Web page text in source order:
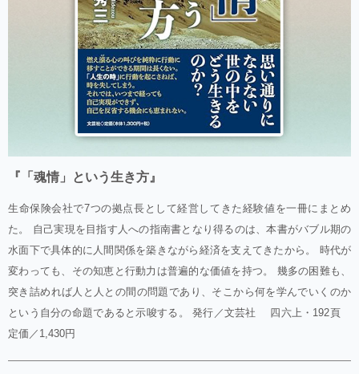
『「魂情」という生き方』
生命保険会社で7つの拠点長として経営してきた経験値を一冊にまとめ
た。 自己実現を目指す人への指南書となり得るのは、本書がバブル期の
水面下で具体的に人間関係を築きながら経済を支えてきたから。 時代が
変わっても、その知恵と行動力は普遍的な価値を持つ。 幾多の困難も、
突き詰めれば人と人との間の問題であり、そこから何を学んでいくのか
という自分の命題であると示唆する。 発行／文芸社 四六上・192頁
定価／1,430円